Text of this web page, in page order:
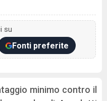
su
Fonti preferite
minimo contro il